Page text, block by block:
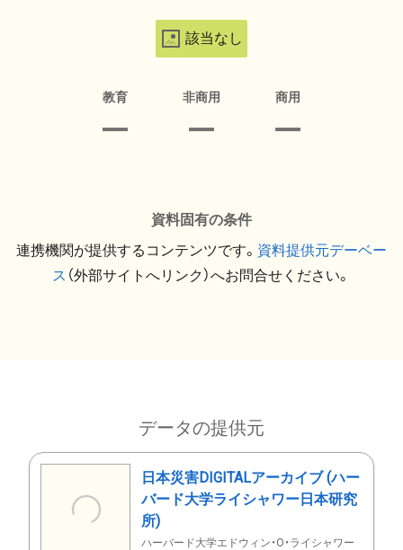
該当なし
教育 非商用 商用
資料固有の条件
連携機関が提供するコンテンツです。 資料提供元デーベー
ス （外部サイトへリンク）へお問合せください。
データの提供元
日本災害DIGITALアーカイブ (ハー
バード大学ライシャワー日本研究
所)
ハーバード大学エドウィン・O・ライシャワー